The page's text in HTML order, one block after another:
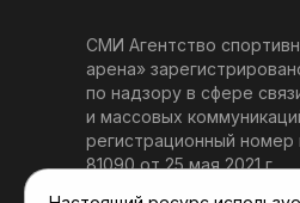
СМИ Агентство
арена»
по надзору в сфере
и массовых
регистрационный
81090 от 25 мая 2021 г.